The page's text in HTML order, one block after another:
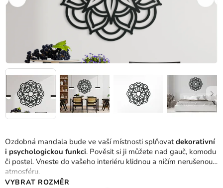
Ozdobná mandala bude ve vaší místnosti splňovatdekorativní
i psychologickou funkci. Pověsit si ji můžete nad gauč, komodu
či postel. Vneste do vašeho interiéru klidnou a ničím nerušenou
atmosféru.
VYBRAT ROZMĚR